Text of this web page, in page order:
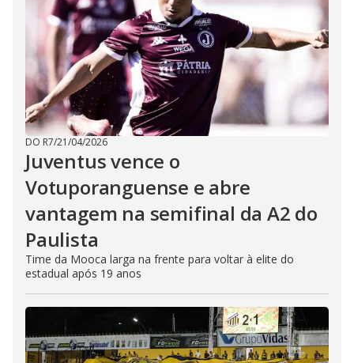
DO R7/21/04/2026
Juventus vence o
Votuporanguense e abre
vantagem na semifinal da A2 do
Paulista
Time da Mooca larga na frente para voltar à elite do
estadual após 19 anos